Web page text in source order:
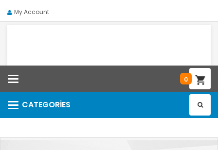
My Account
0
CATEGORIES
Categories